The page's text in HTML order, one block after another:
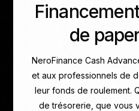
de
NeroFinance Cash
et aux professionnels de
leur fonds de roulement.
de trésorerie, que vous